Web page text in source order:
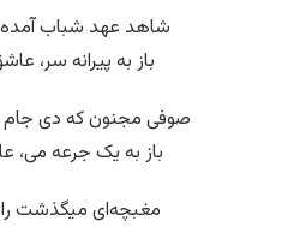
شاهد عهد شباب
باز به پیرانه سر،
صوفی مجنون که دی
باز به یک جرعه می،
مغبچه‌ای میگذشت